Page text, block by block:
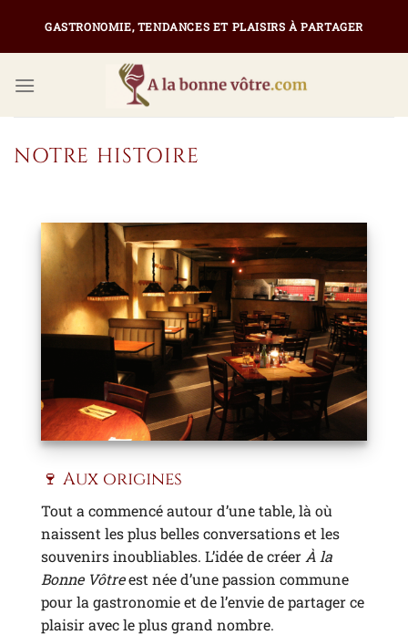
contenu
GASTRONOMIE, TENDANCES ET PLAISIRS À PARTAGER
NOTRE HISTOIRE
🍷 Aux origines
Tout a commencé autour d’une table, là où
naissent les plus belles conversations et les
souvenirs inoubliables. L’idée de créer À la
Bonne Vôtreest née d’une passion commune
pour la gastronomie et de l’envie de partager ce
plaisir avec le plus grand nombre.